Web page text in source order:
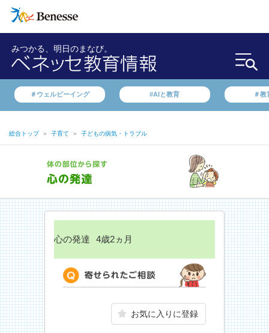
みつかる、明日のまなび。
＃ウェルビーイング #AIと教育 ＃教
総合トップ ＞ 子育て ＞ 子どもの病気・トラブル
心の発達 4歳2ヵ月
お気に入りに登録